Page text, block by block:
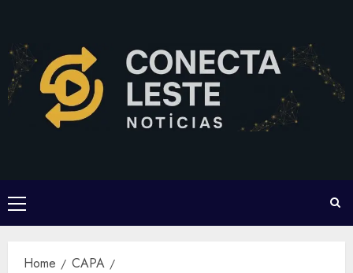
content
Primary
Menu
Home
CAPA